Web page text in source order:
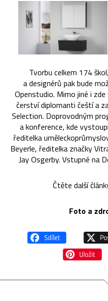
Tvorbu celkem 174
a designérů pak bude
Openstudio. Mimo jiné i
čerství diplomanti čeští a
Selection. Doprovodným
a konference, kde
ředitelka
Beyerle, ředitelka značky
Jay Osgerby. Vstupné na
Čtěte další
Foto a